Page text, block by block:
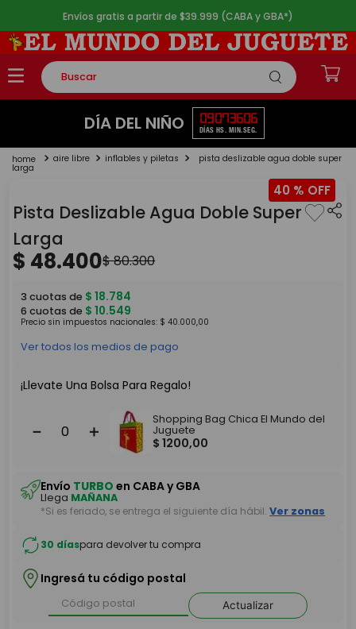
Envíos gratis a partir de $39.999 (CABA y GBA*)
Buscar
TÉRMINOS MÁS BUSCADOS
2.
lego
4 .
monopatin
5. toy story
DÍA DEL NIÑO 09
DÍAS
07
HS.
36
MIN.
05
SEG.
aire libre inflables y piletas pista deslizable agua doble super
larga
40 %
Pista Deslizable Agua Doble Super
Larga
$ 48.400$80.300
3 cuotas de $ 18.784
6 cuotas de $ 10.549
Precio sin impuestos nacionales: $ 40.000,00
Ver todos los medios de pago
¡Llevate Una Bolsa Para Regalo!
＋
－
Shopping Bag Chica El Mundo del
Juguete
$ 1200,00
Envío TURBO en CABA y GBA
Llega MAÑANA
*Si es feriado, se entrega el siguiente día hábil. Ver zonas
30 díaspara devolver tu compra
Ingresá tu código postal
Actualizar